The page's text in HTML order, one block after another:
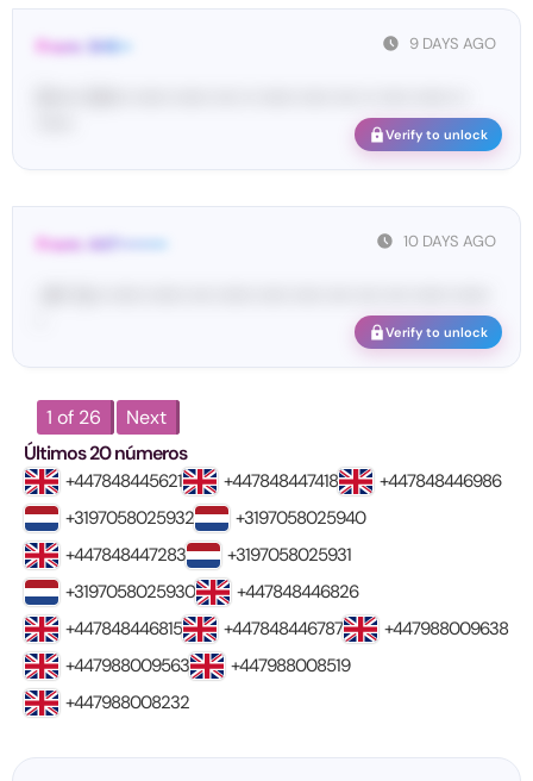
9 DAYS AGO
From: SHE••
Verify to unlock
10 DAYS AGO
From: 447••••••••
Verify to unlock
1 of 26
Next
Últimos 20 números
+447848445621 +447848447418
+447848446986
+3197058025932
+3197058025940
+447848447283
+3197058025931
+3197058025930
+447848446826
+447848446815
+447848446787
+447988009638
+447988009563
+447988008519
+447988008232